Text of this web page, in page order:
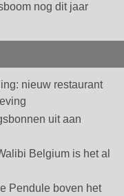
nog dit jaar
nieuw restaurant
uit aan
Belgium is het al
Pendule boven het